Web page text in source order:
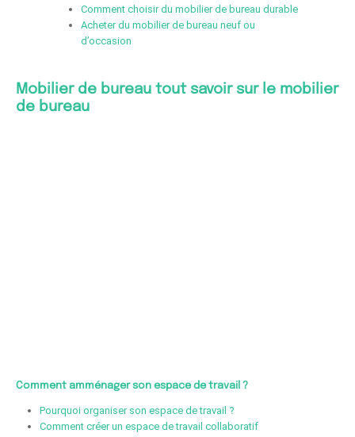
Comment choisir du mobilier de bureau durable
Acheter du mobilier de bureau neuf ou
d’occasion
Mobilier de bureau tout savoir sur le mobilier
de bureau
Comment amménager son espace de travail ?
Pourquoi organiser son espace de travail ?
Comment créer un espace de travail collaboratif